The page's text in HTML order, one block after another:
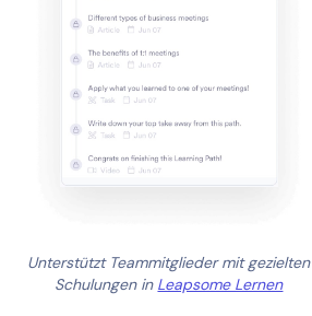
Unterstützt Teammitglieder mit gezielten
Schulungen in Leapsome Lernen